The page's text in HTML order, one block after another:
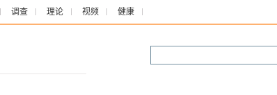
调查 理论 视频 健康